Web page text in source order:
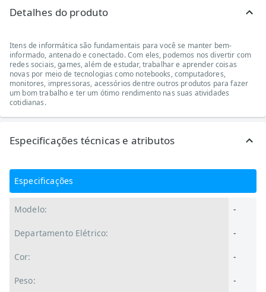
Detalhes do produto
Itens de informática são fundamentais para você se manter bem-
informado, antenado e conectado. Com eles, podemos nos divertir com
redes sociais, games, além de estudar, trabalhar e aprender coisas
novas por meio de tecnologias como notebooks, computadores,
monitores, impressoras, acessórios dentre outros produtos para fazer
um bom trabalho e ter um ótimo rendimento nas suas atividades
cotidianas.
Especificações técnicas e atributos
Especificações
Modelo: -
Departamento Elétrico: -
Cor: -
Peso: -